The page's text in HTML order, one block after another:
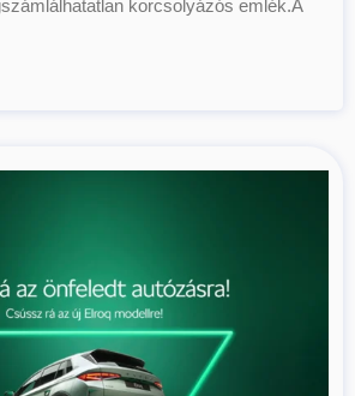
korcsolyázós emlék.A